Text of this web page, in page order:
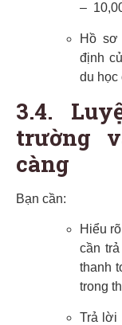
–
Hồ sơ
định
du học
3.4.
trường
càng
Bạn cần:
Hiểu
cần
thanh
trong
Trả lời